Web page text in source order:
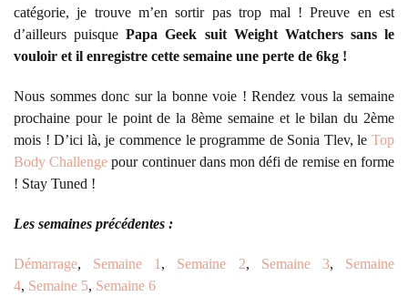
catégorie, je trouve m’en sortir pas trop mal ! Preuve en est
d’ailleurs puisquePapa Geek suit Weight Watchers sans le
vouloir et il enregistre cette semaine une perte de 6kg !
Nous sommes donc sur la bonne voie ! Rendez vous la semaine
prochaine pour le point de la 8ème semaine et le bilan du 2ème
mois ! D’ici là, je commence le programme de Sonia Tlev, le Top
Body Challenge pour continuer dans mon défi de remise en forme
! Stay Tuned !
Les semaines précédentes :
Démarrage, Semaine 1, Semaine 2, Semaine 3, Semaine
4, Semaine 5, Semaine 6